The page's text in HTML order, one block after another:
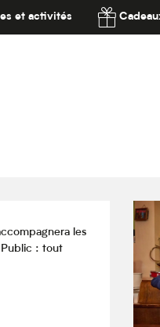
et activités
les
Public : tout